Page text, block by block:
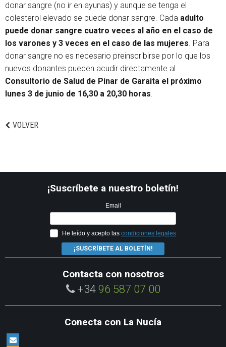
donar sangre (no ir en ayunas) y aunque se tenga el
colesterol elevado se puede donar sangre. Cada adulto
puede donar sangre cuatro veces al año en el caso de
los varones y 3 veces en el caso de las mujeres. Para
donar sangre no es necesario preinscribirse por lo que los
nuevos donantes pueden acudir directamente al
Consultorio de Salud de Pinar de Garaita el próximo
lunes 3 de junio de 16,30 a 20,30 horas.
VOLVER
¡Suscríbete a nuestro boletín!
Email
He leído y acepto las condiciones legales
¡SUSCRÍBETE AL BOLETÍN!
Contacta con nosotros
+34 96 587 07 00
Conecta con La Nucía